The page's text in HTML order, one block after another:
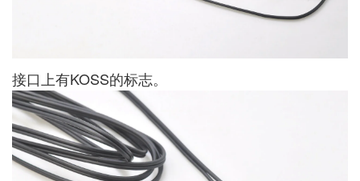
接口上有KOSS的标志。